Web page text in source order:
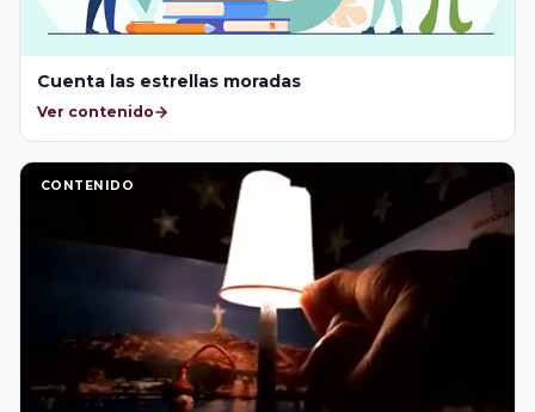
Cuenta las estrellas moradas
Ver contenido
CONTENIDO